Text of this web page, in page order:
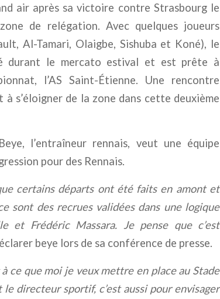
air après sa victoire contre Strasbourg le
de relégation. Avec quelques joueurs
Al-Tamari, Olaigbe, Sishuba et Koné), le
durant le mercato estival et est prête à
l’AS Saint-Étienne. Une rencontre
s’éloigner de la zone dans cette deuxième
l’entraîneur rennais, veut une équipe
pour des Rennais.
certains départs ont été faits en amont et
sont des recrues validées dans une logique
et Frédéric Massara. Je pense que c’est
beye lors de sa conférence de presse.
ce que moi je veux mettre en place au Stade
directeur sportif, c’est aussi pour envisager